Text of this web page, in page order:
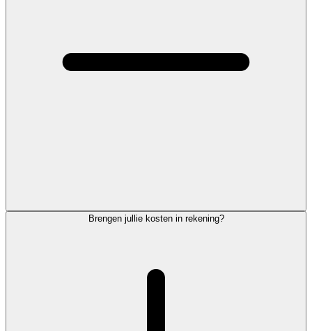
Brengen jullie kosten in rekening?